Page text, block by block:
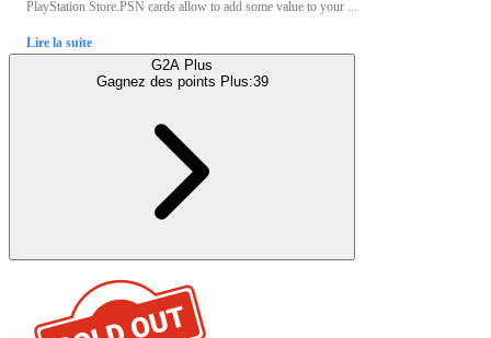
PlayStation Store.PSN cards allow to add some value to your ...
Lire la suite
G2A Plus
Gagnez des points Plus:39